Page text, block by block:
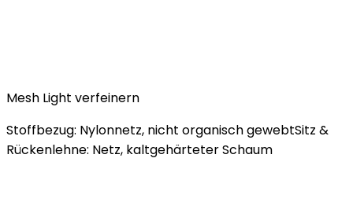
Mesh Light verfeinern
Stoffbezug: Nylonnetz, nicht organisch gewebtSitz &
Rückenlehne: Netz, kaltgehärteter Schaum